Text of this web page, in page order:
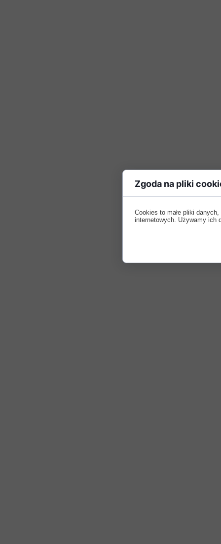
Zgoda na pliki
Cookies to małe pliki
internetowych. Używamy ich